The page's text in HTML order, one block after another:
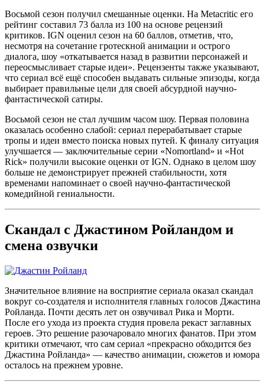
Восьмой сезон получил смешанные оценки. На Metacritic его
рейтинг составил 73 балла из 100 на основе рецензий
критиков. IGN оценил сезон на 60 баллов, отметив, что,
несмотря на сочетание гротескной анимации и острого
диалога, шоу «откатывается назад в развитии персонажей и
переосмысливает старые идеи». Рецензенты также указывают,
что сериал всё ещё способен выдавать сильные эпизоды, когда
выбирает правильные цели для своей абсурдной научно-
фантастической сатиры.
Восьмой сезон не стал лучшим часом шоу. Первая половина
оказалась особенно слабой: сериал перерабатывает старые
тропы и идеи вместо поиска новых путей. К финалу ситуация
улучшается — заключительные серии «Nomortland» и «Hot
Rick» получили высокие оценки от IGN. Однако в целом шоу
больше не демонстрирует прежней стабильности, хотя
временами напоминает о своей научно-фантастической
комедийной гениальности.
Скандал с Джастином Ройландом и
смена озвучки
Значительное влияние на восприятие сериала оказал скандал
вокруг со-создателя и исполнителя главных голосов Джастина
Ройланда. Почти десять лет он озвучивал Рика и Морти.
После его ухода из проекта студия провела рекаст заглавных
героев. Это решение разочаровало многих фанатов. При этом
критики отмечают, что сам сериал «прекрасно обходится без
Джастина Ройланда» — качество анимации, сюжетов и юмора
осталось на прежнем уровне.